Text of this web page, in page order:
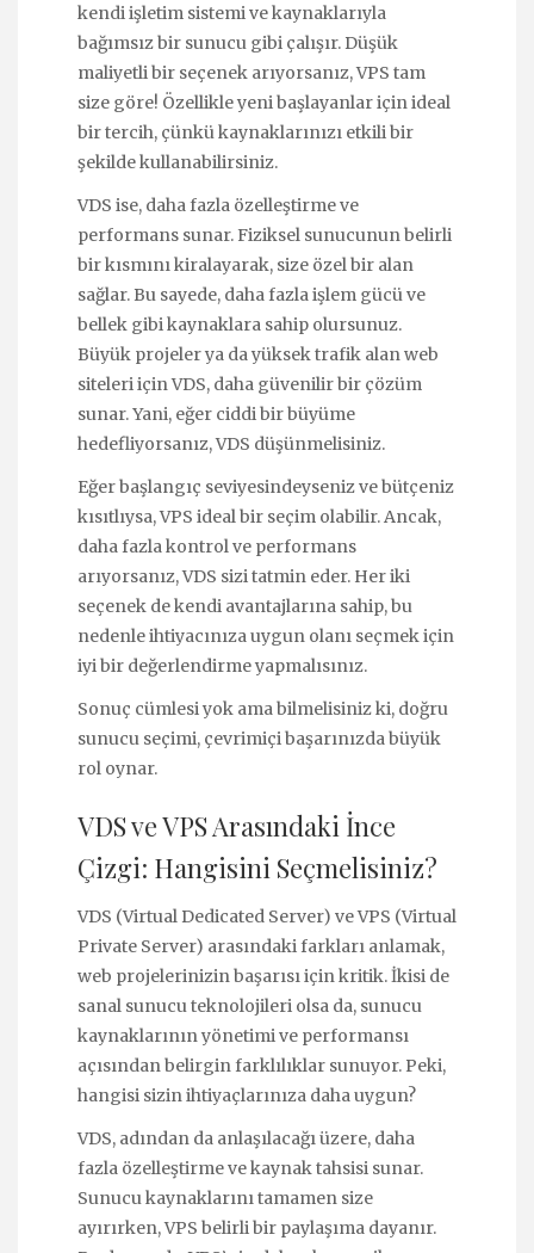
kendi işletim sistemi ve kaynaklarıyla
bağımsız bir sunucu gibi çalışır. Düşük
maliyetli bir seçenek arıyorsanız, VPS tam
size göre! Özellikle yeni başlayanlar için ideal
bir tercih, çünkü kaynaklarınızı etkili bir
şekilde kullanabilirsiniz.
VDS ise, daha fazla özelleştirme ve
performans sunar. Fiziksel sunucunun belirli
bir kısmını kiralayarak, size özel bir alan
sağlar. Bu sayede, daha fazla işlem gücü ve
bellek gibi kaynaklara sahip olursunuz.
Büyük projeler ya da yüksek trafik alan web
siteleri için VDS, daha güvenilir bir çözüm
sunar. Yani, eğer ciddi bir büyüme
hedefliyorsanız, VDS düşünmelisiniz.
Eğer başlangıç seviyesindeyseniz ve bütçeniz
kısıtlıysa, VPS ideal bir seçim olabilir. Ancak,
daha fazla kontrol ve performans
arıyorsanız, VDS sizi tatmin eder. Her iki
seçenek de kendi avantajlarına sahip, bu
nedenle ihtiyacınıza uygun olanı seçmek için
iyi bir değerlendirme yapmalısınız.
Sonuç cümlesi yok ama bilmelisiniz ki, doğru
sunucu seçimi, çevrimiçi başarınızda büyük
rol oynar.
VDS ve VPS Arasındaki İnce
Çizgi: Hangisini Seçmelisiniz?
VDS (Virtual Dedicated Server) ve VPS (Virtual
Private Server) arasındaki farkları anlamak,
web projelerinizin başarısı için kritik. İkisi de
sanal sunucu teknolojileri olsa da, sunucu
kaynaklarının yönetimi ve performansı
açısından belirgin farklılıklar sunuyor. Peki,
hangisi sizin ihtiyaçlarınıza daha uygun?
VDS, adından da anlaşılacağı üzere, daha
fazla özelleştirme ve kaynak tahsisi sunar.
Sunucu kaynaklarını tamamen size
ayırırken, VPS belirli bir paylaşıma dayanır.